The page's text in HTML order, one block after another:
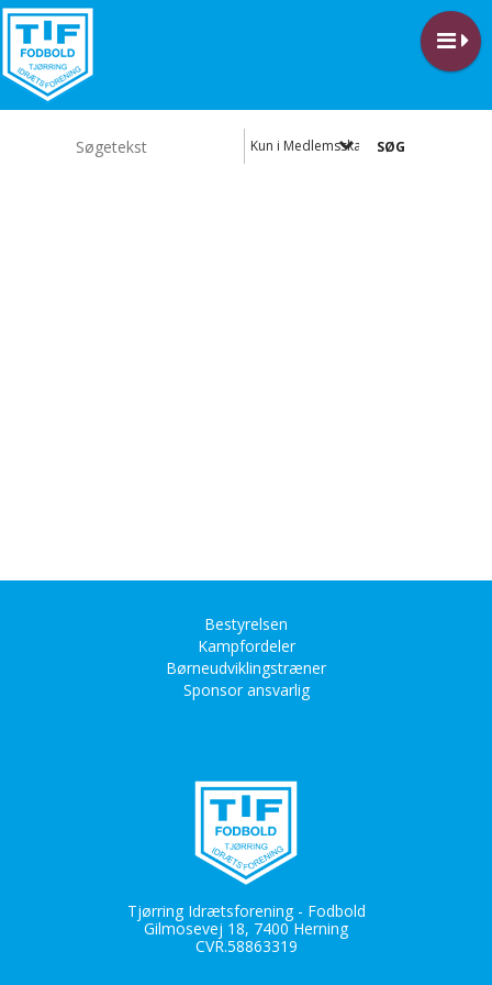
Kun i Medlemsskab
Bestyrelsen
Kampfordeler
Børneudviklingstræner
Sponsor ansvarlig
Tjørring Idrætsforening - Fodbold
Gilmosevej 18, 7400 Herning
CVR.58863319